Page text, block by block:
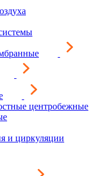
центробежные
и циркуляции